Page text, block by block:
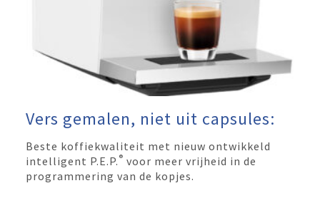
Vers gemalen, niet uit capsules:
Beste koffiekwaliteit met nieuw ontwikkeld
intelligent P.E.P. ® voor meer vrijheid in de
programmering van de kopjes.